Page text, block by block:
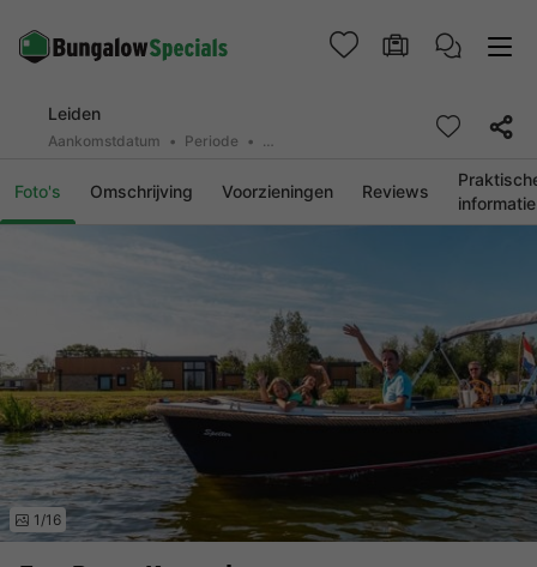
Leiden
Aankomstdatum Periode 2 personen, 0 huisdier
Foto's Omschrijving Voorzieningen Reviews
informatie
1/16